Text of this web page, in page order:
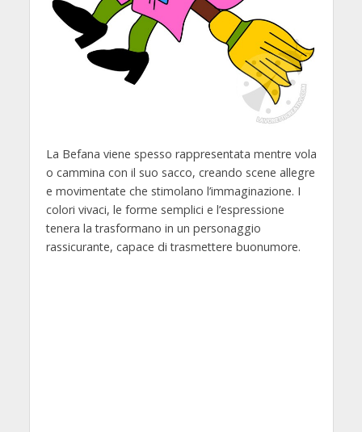
La Befana viene spesso rappresentata mentre vola
o cammina con il suo sacco, creando scene allegre
e movimentate che stimolano l’immaginazione. I
colori vivaci, le forme semplici e l’espressione
tenera la trasformano in un personaggio
rassicurante, capace di trasmettere buonumore.